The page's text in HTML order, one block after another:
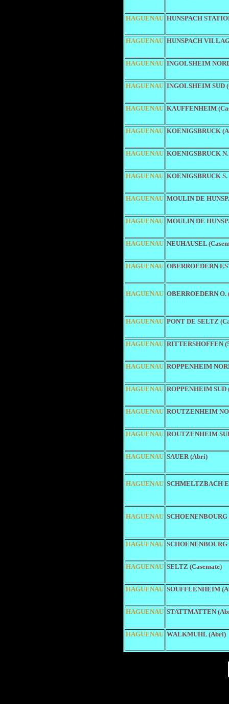
HAGUENAU HUNSPACH
HAGUENAU HUNSPACH
HAGUENAU INGOLSHEIM
HAGUENAU INGOLSHEIM SUD
HAGUENAU KAUFFENHEIM
HAGUENAU KOENIGSBRUCK
HAGUENAU KOENIGSBRUCK N.
HAGUENAU KOENIGSBRUCK S.
HAGUENAU MOULIN DE
HAGUENAU MOULIN DE
HAGUENAU NEUHAUSEL
HAGUENAU OBERROEDERN
HAGUENAU OBERROEDERN O.
HAGUENAU PONT DE SELTZ
HAGUENAU RITTERSHOFFEN
HAGUENAU ROPPENHEIM
HAGUENAU ROPPENHEIM SUD
HAGUENAU ROUTZENHEIM
HAGUENAU ROUTZENHEIM
HAGUENAU SAUER (Abri)
HAGUENAU SCHMELTZBACH
HAGUENAU SCHOENENBOURG
HAGUENAU
HAGUENAU SELTZ (Casemate)
HAGUENAU SOUFFLENHEIM
HAGUENAU STATTMATTEN
HAGUENAU WALKMUHL (Abri)